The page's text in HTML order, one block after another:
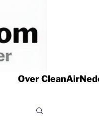
Over